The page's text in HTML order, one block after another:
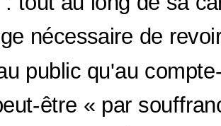
nécessaire de
public qu'au
être « par